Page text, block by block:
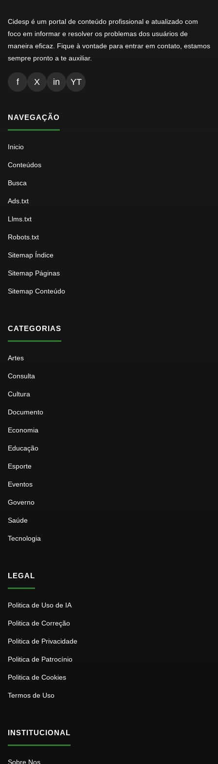
Cidesp é um portal de conteúdo profissional e atualizado com
foco em informar e resolver os problemas dos usuários de
maneira eficaz. Fique à vontade para entrar em contato, estamos
sempre pronto a te auxiliar.
f X in YT
NAVEGAÇÃO
Inicio
Conteúdos
Busca
Ads.txt
Llms.txt
Robots.txt
Sitemap Índice
Sitemap Páginas
Sitemap Conteúdo
CATEGORIAS
Artes
Consulta
Cultura
Documento
Economia
Educação
Esporte
Eventos
Governo
Saúde
Tecnologia
LEGAL
Politica de Uso de IA
Politica de Correção
Politica de Privacidade
Politica de Patrocínio
Politica de Cookies
Termos de Uso
INSTITUCIONAL
Sobre Nos